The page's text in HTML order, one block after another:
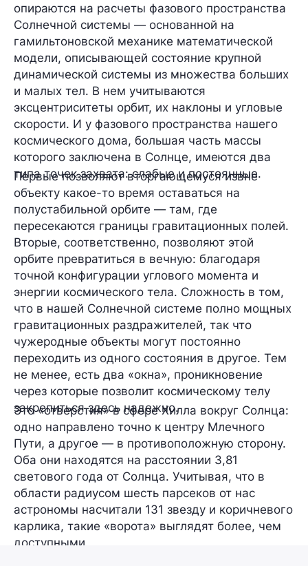
опираются на расчеты фазового пространства
Солнечной системы — основанной на
гамильтоновской механике математической
модели, описывающей состояние крупной
динамической системы из множества больших
и малых тел. В нем учитываются
эксцентриситеты орбит, их наклоны и угловые
скорости. И у фазового пространства нашего
космического дома, большая часть массы
которого заключена в Солнце, имеются два
типа точек захвата: слабые и постоянные.
Первые позволяют вторгающемуся извне
объекту какое-то время оставаться на
полустабильной орбите — там, где
пересекаются границы гравитационных полей.
Вторые, соответственно, позволяют этой
орбите превратиться в вечную: благодаря
точной конфигурации углового момента и
энергии космического тела. Сложность в том,
что в нашей Солнечной системе полно мощных
гравитационных раздражителей, так что
чужеродные объекты могут постоянно
переходить из одного состояния в другое. Тем
не менее, есть два «окна», проникновение
через которые позволит космическому телу
закрепиться здесь надежно.
Это «отверстия» в сфере Хилла вокруг Солнца:
одно направлено точно к центру Млечного
Пути, а другое — в противоположную сторону.
Оба они находятся на расстоянии 3,81
светового года от Солнца. Учитывая, что в
области радиусом шесть парсеков от нас
астрономы насчитали 131 звезду и коричневого
карлика, такие «ворота» выглядят более, чем
доступными.